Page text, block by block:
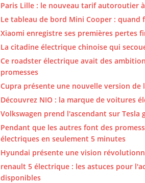
Paris Lille : le nouveau tarif autoroutier
Le tableau de bord Mini Cooper : quand
Xiaomi enregistre ses premières pertes
La citadine électrique chinoise qui
Ce roadster électrique avait des
promesses
Cupra présente une nouvelle version
Découvrez NIO : la marque de voitures
Volkswagen prend l'ascendant sur
Pendant que les autres font des
électriques en seulement 5 minutes
Hyundai présente une vision
renault 5 électrique : les astuces pour
disponibles